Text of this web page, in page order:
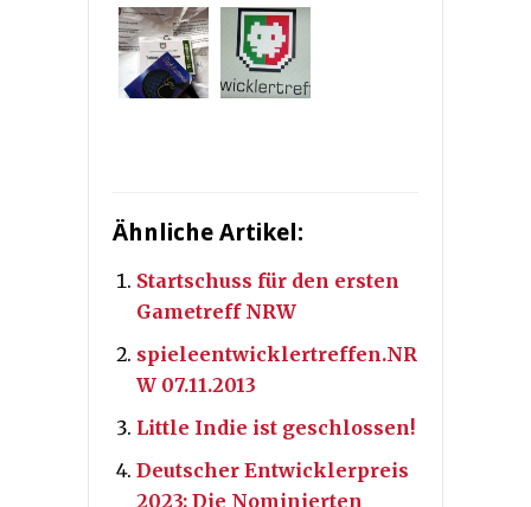
Ähnliche Artikel:
Startschuss für den ersten
Gametreff NRW
spieleentwicklertreffen.NR
W 07.11.2013
Little Indie ist geschlossen!
Deutscher Entwicklerpreis
2023: Die Nominierten